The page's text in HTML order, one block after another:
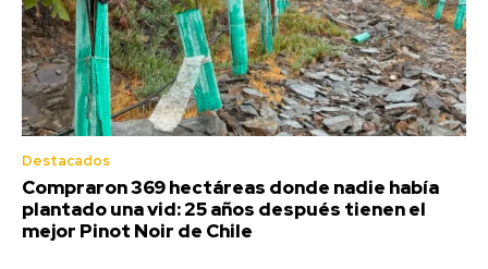
Destacados
Compraron 369 hectáreas donde nadie había
plantado una vid: 25 años después tienen el
mejor Pinot Noir de Chile